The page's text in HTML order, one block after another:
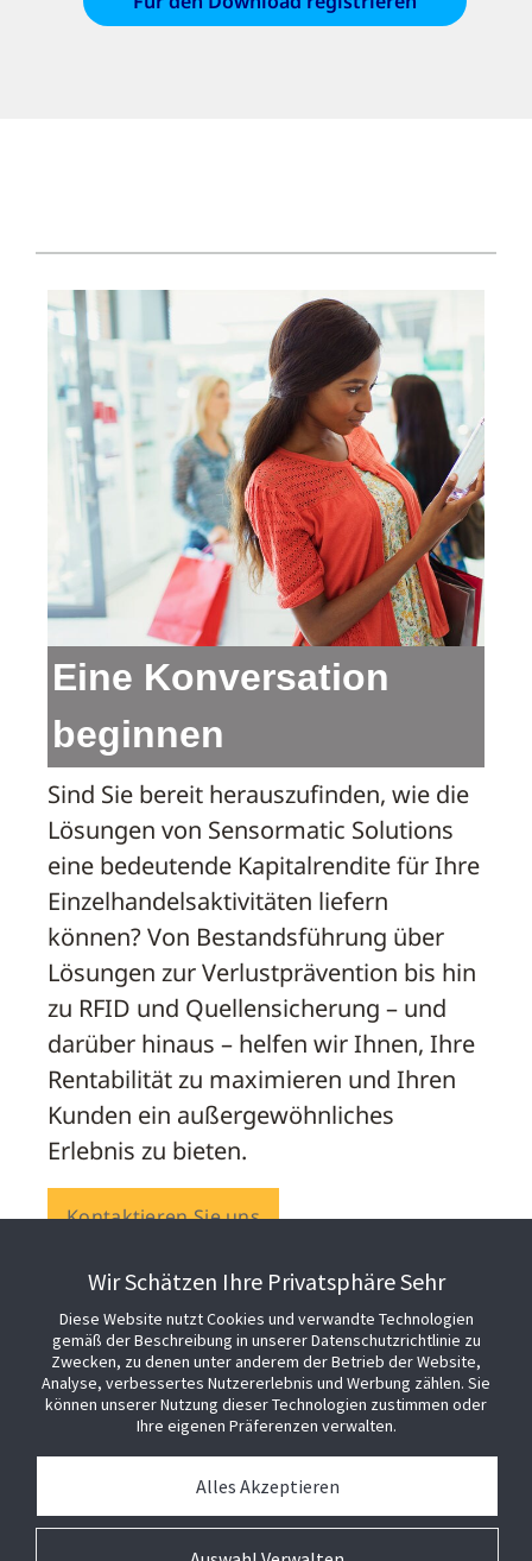
Eine Konversation
beginnen
Sind Sie bereit herauszufinden, wie die
Lösungen von Sensormatic Solutions
eine bedeutende Kapitalrendite für Ihre
Einzelhandelsaktivitäten liefern
können? Von Bestandsführung über
Lösungen zur Verlustprävention bis hin
zu RFID und Quellensicherung – und
darüber hinaus – helfen wir Ihnen, Ihre
Rentabilität zu maximieren und Ihren
Kunden ein außergewöhnliches
Erlebnis zu bieten.
Kontaktieren Sie uns
Wir Schätzen Ihre Privatsphäre Sehr
Diese Website nutzt Cookies und verwandte Technologien
gemäß der Beschreibung in unserer Datenschutzrichtlinie zu
Zwecken, zu denen unter anderem der Betrieb der Website,
Analyse, verbessertes Nutzererlebnis und Werbung zählen. Sie
können unserer Nutzung dieser Technologien zustimmen oder
Ihre eigenen Präferenzen verwalten.
Alles Akzeptieren